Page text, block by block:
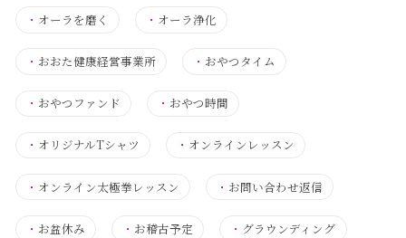
・ オーラを磨く ・ オーラ浄化
・ おおた健康経営事業所 ・ おやつタイム
・ おやつファンド ・ おやつ時間
・ オリジナルTシャツ ・ オンラインレッスン
・ オンライン太極拳レッスン ・ お問い合わせ返信
・ お盆休み ・ お稽古予定 ・ グラウンディング